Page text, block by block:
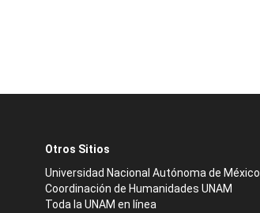
Otros Sitios
Universidad Nacional Autónoma de México
Coordinación de Humanidades UNAM
Toda la UNAM en línea